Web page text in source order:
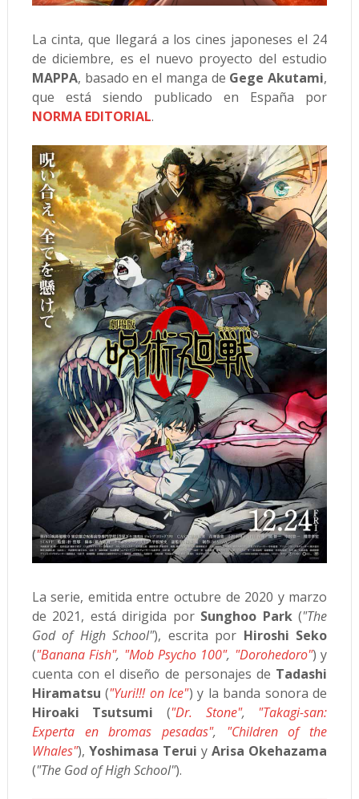
La cinta, que llegará a los cines japoneses el 24
de diciembre, es el nuevo proyecto del estudio
MAPPA, basado en el manga de Gege Akutami,
que está siendo publicado en España por
NORMA EDITORIAL.
La serie, emitida entre octubre de 2020 y marzo
de 2021, está dirigida por Sunghoo Park("The
God of High School"), escrita por Hiroshi Seko
("Banana Fish", "Mob Psycho 100", "Dorohedoro") y
cuenta con el diseño de personajes de Tadashi
Hiramatsu("Yuri!!! on Ice") y la banda sonora de
Hiroaki Tsutsumi ("Dr. Stone", "Takagi-san:
Experta en bromas pesadas", "Children of the
Whales"), Yoshimasa Terui yArisa Okehazama
("The God of High School").